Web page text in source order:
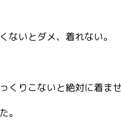
ないとダメ、着れない。
りこないと絶対に着ませ
。